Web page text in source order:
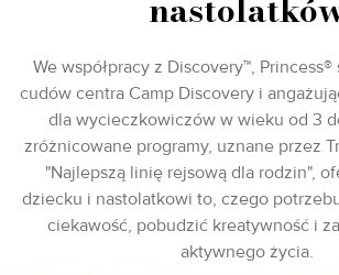
We współpracy z Discovery™, Princess®
cudów centra Camp Discovery i
dla wycieczkowiczów w wieku od 3
zróżnicowane programy, uznane przez
"Najlepszą linię rejsową dla rodzin",
dziecku i nastolatkowi to, czego
ciekawość, pobudzić kreatywność i
aktywnego życia.